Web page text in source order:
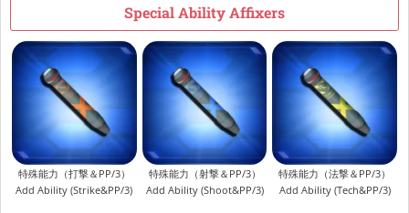
Special Ability Affixers
特殊能力（打撃＆PP/3）
Add Ability (Strike&PP/3)
特殊能力（射撃＆PP/3）
Add Ability (Shoot&PP/3)
特殊能力（法撃＆PP/3）
Add Ability (Tech&PP/3)